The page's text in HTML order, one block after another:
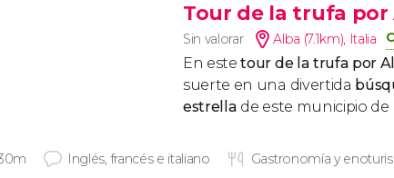
Tour de la trufa por
Sin valorar Alba (7.1km), Italia
En este tour de la trufa por
suerte en una divertida
estrella de este municipio
Inglés, francés e italiano Gastronomía y